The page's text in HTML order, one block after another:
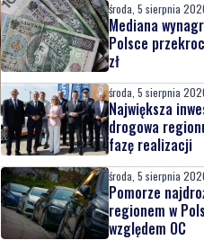
środa, 5 sierpnia
Mediana
Polsce
zł
środa, 5 sierpnia
Największa
drogowa
fazę realizacji
środa, 5 sierpnia
Pomorze
regionem w
względem OC